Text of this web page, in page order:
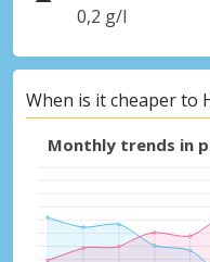
0,2 g/l
When is it cheaper to
Monthly trends in